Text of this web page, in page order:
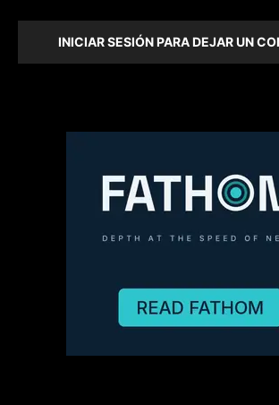
INICIAR SESIÓN PARA DEJAR UN